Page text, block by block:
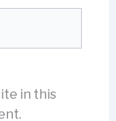
in this